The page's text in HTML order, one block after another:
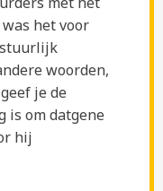
het voor
woorden,
je de
is om datgene
hij